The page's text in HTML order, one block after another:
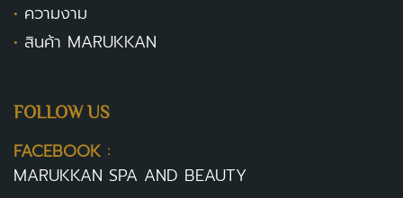
• ความงาม
• สินค้า MARUKKAN
FOLLOW US
FACEBOOK :
MARUKKAN SPA AND BEAUTY